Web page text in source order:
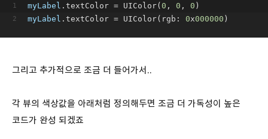
myLabel .textColor = UIColor( 0 , 0 , 0 )
myLabel .textColor = UIColor(rgb: 0x000000 )
그리고 추가적으로 조금 더 들어가서..
각 뷰의 색상값을 아래처럼 정의해두면 조금 더 가독성이 높은
코드가 완성 되겠죠